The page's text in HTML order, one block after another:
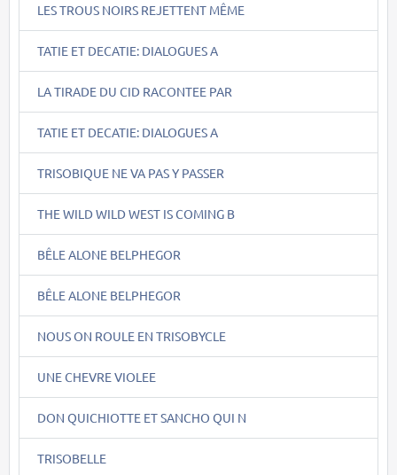
LES TROUS NOIRS REJETTENT MÊME
TATIE ET DECATIE: DIALOGUES A
LA TIRADE DU CID RACONTEE PAR
TATIE ET DECATIE: DIALOGUES A
TRISOBIQUE NE VA PAS Y PASSER
THE WILD WILD WEST IS COMING B
BÊLE ALONE BELPHEGOR
BÊLE ALONE BELPHEGOR
NOUS ON ROULE EN TRISOBYCLE
UNE CHEVRE VIOLEE
DON QUICHIOTTE ET SANCHO QUI N
TRISOBELLE